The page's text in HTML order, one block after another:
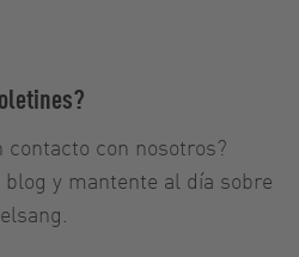
contacto con nosotros?
y mantente al día sobre